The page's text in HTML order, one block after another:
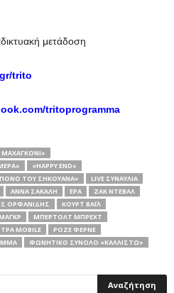
μετάδοση
trito
tritoprogramma
«ΗAPPY END»
ΤΟΥ ΣΗΚΟΥΆΝΑ»
LIVE ΣΥΝΑΥΛΊΑ
ΆΝΝΑ ΣΑΚΑΛΉ ΕΡΑ
ΖΑΚ ΝΤΕΒΆΛ
ΟΡΦΑΝΊΔΗΣ
ΚΟΥΡΤ ΒΆΙΛ
ΜΠΈΡΤΟΛΤ ΜΠΡΈΧΤ
MOBILE
ΡΟΖΈ ΦΕΡΝΈ
ΦΩΝΗΤΙΚΌ ΣΎΝΟΛΟ «ΚΑΛΛΙΣΤΏ»